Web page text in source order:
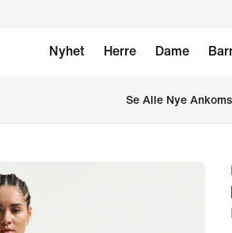
Nyhet Herre Dame
Se Alle Nye